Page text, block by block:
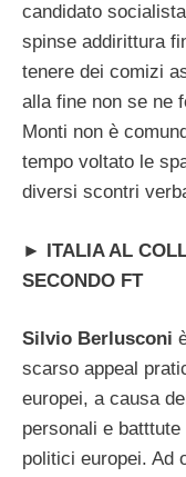
candidato socialista
spinse addirittura
tenere dei comizi
alla fine non se ne
Monti non è
tempo voltato le
diversi scontri
► ITALIA AL
SECONDO FT
Silvio Berlusconi
scarso appeal
europei, a causa
personali e
politici europei. Ad